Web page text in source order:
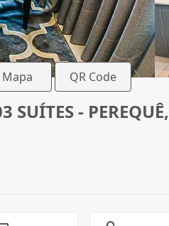
Mapa QR Code
- PEREQUÊ,